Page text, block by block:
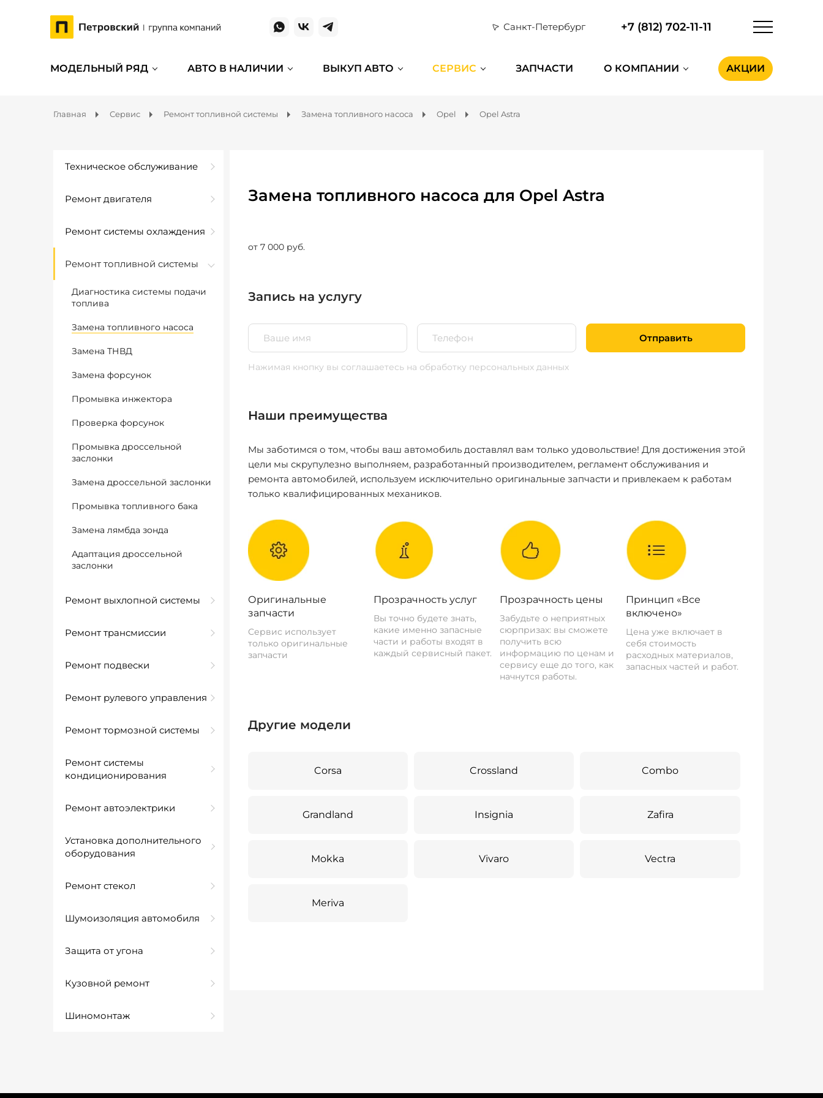
Санкт-Петербург +7 (812) 702-11-11
МОДЕЛЬНЫЙ РЯД АВТО В НАЛИЧИИ ВЫКУП АВТО СЕРВИС ЗАПЧАСТИ О КОМПАНИИ АКЦИИ
Главная Сервис Ремонт топливной системы Замена топливного насоса Opel Opel Astra
Техническое обслуживание
Ремонт двигателя
Ремонт системы охлаждения
Ремонт топливной системы
Диагностика системы подачи
топлива
Замена топливного насоса
Замена ТНВД
Замена форсунок
Промывка инжектора
Проверка форсунок
Промывка дроссельной
заслонки
Замена дроссельной заслонки
Промывка топливного бака
Замена лямбда зонда
Адаптация дроссельной
заслонки
Ремонт выхлопной системы
Ремонт трансмиссии
Ремонт подвески
Ремонт рулевого управления
Ремонт тормозной системы
Ремонт системы
кондиционирования
Ремонт автоэлектрики
Установка дополнительного
оборудования
Ремонт стекол
Шумоизоляция автомобиля
Защита от угона
Кузовной ремонт
Шиномонтаж
Замена топливного насоса для Opel Astra
от 7 000 руб.
Запись на услугу
Отправить
Нажимая кнопку вы соглашаетесь на обработку персональных данных
Наши преимущества
Мы заботимся о том, чтобы ваш автомобиль доставлял вам только удовольствие! Для достижения этой
цели мы скрупулезно выполняем, разработанный производителем, регламент обслуживания и
ремонта автомобилей, используем исключительно оригинальные запчасти и привлекаем к работам
только квалифицированных механиков.
Оригинальные
запчасти
Сервис использует
только оригинальные
запчасти
Прозрачность услуг
Вы точно будете знать,
какие именно запасные
части и работы входят в
каждый сервисный пакет.
Прозрачность цены
Забудьте о неприятных
сюрпризах: вы сможете
получить всю
информацию по ценам и
сервису еще до того, как
начнутся работы.
Принцип «Все
включено»
Цена уже включает в
себя стоимость
расходных материалов,
запасных частей и работ.
Другие модели
Corsa Crossland Combo
Grandland Insignia Zafira
Mokka Vivaro Vectra
Meriva